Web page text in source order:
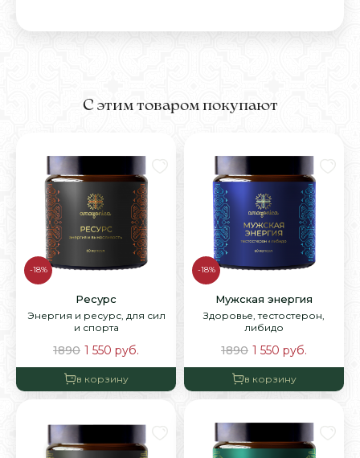
С этим товаром покупают
-18%
Ресурс
Энергия и ресурс, для сил
и спорта
1890 1 550 руб.
в корзину
-18%
Мужская энергия
Здоровье, тестостерон,
либидо
1890 1 550 руб.
в корзину